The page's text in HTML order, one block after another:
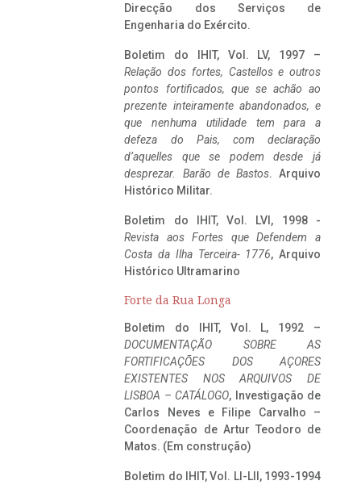
Direcção dos Serviços de
Engenharia do Exército.
Boletim do IHIT, Vol. LV, 1997 –
Relação dos fortes, Castellos e outros
pontos fortificados, que se achão ao
prezente inteiramente abandonados, e
que nenhuma utilidade tem para a
defeza do Pais, com declaração
d’aquelles que se podem desde já
desprezar. Barão de Bastos. Arquivo
Histórico Militar.
Boletim do IHIT, Vol. LVI, 1998 -
Revista aos Fortes que Defendem a
Costa da Ilha Terceira- 1776, Arquivo
Histórico Ultramarino
Forte da Rua Longa
Boletim do IHIT, Vol. L, 1992 –
DOCUMENTAÇÃO SOBRE AS
FORTIFICAÇÕES DOS AÇORES
EXISTENTES NOS ARQUIVOS DE
LISBOA – CATÁLOGO, Investigação de
Carlos Neves e Filipe Carvalho –
Coordenação de Artur Teodoro de
Matos. (Em construção)
Boletim do IHIT, Vol. LI-LII, 1993-1994